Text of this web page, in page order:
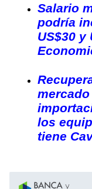
Salario
podría
US$30 y
los
tiene